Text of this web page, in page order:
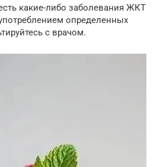
какие-либо заболевания ЖКТ
определенных
с врачом.